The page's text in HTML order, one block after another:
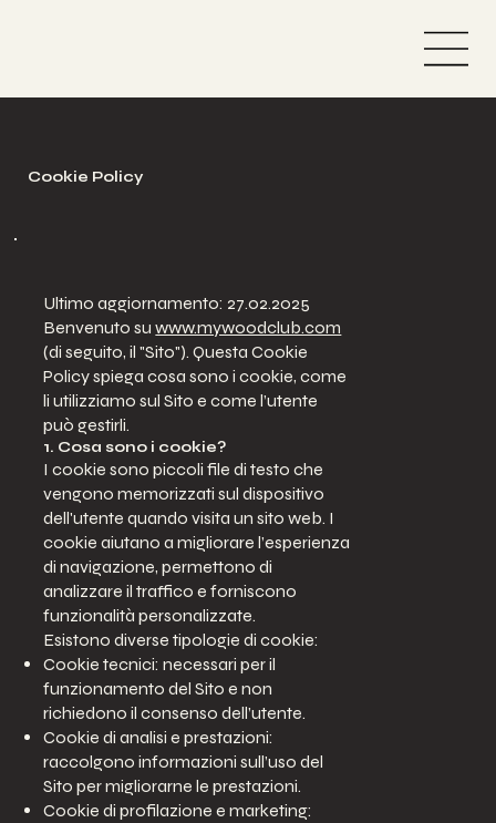
Ultimo aggiornamento: 27.02.2025
Benvenuto suwww.mywoodclub.com
(di seguito, il "Sito"). Questa Cookie
Policy spiega cosa sono i cookie, come
li utilizziamo sul Sito e come l’utente
può gestirli.
1. Cosa sono i cookie?
I cookie sono piccoli file di testo che
vengono memorizzati sul dispositivo
dell'utente quando visita un sito web. I
cookie aiutano a migliorare l’esperienza
di navigazione, permettono di
analizzare il traffico e forniscono
funzionalità personalizzate.
Esistono diverse tipologie di cookie:
Cookie tecnici: necessari per il
funzionamento del Sito e non
richiedono il consenso dell’utente.
Cookie di analisi e prestazioni:
raccolgono informazioni sull’uso del
Sito per migliorarne le prestazioni.
Cookie di profilazione e marketing:
Cookie Policy